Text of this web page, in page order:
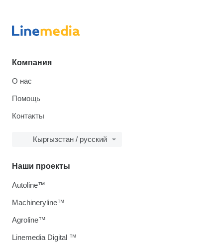
Компания
О нас
Помощь
Контакты
Кыргызстан / русский
Наши проекты
Autoline™
Machineryline™
Agroline™
Linemedia Digital ™